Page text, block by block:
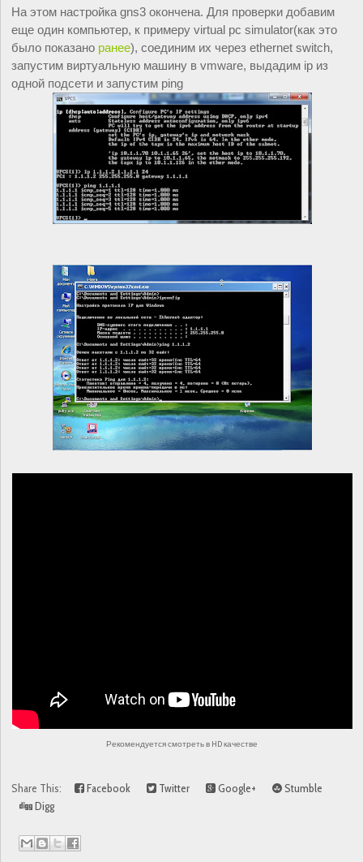
На этом настройка gns3 окончена. Для проверки добавим
еще один компьютер, к примеру virtual pc simulator(как это
было показано ранее), соединим их через ethernet switch,
запустим виртуальную машину в vmware, выдадим ip из
одной подсети и запустим ping
Рекомендуется смотреть в HD качестве
Share This: Facebook Twitter Google+
Stumble
Digg